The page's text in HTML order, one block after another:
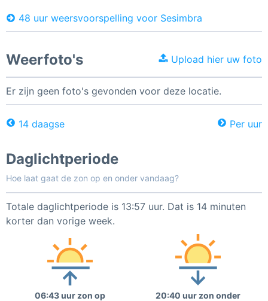
48 uur weersvoorspelling voor Sesimbra
Weerfoto's Upload hier uw foto
Er zijn geen foto's gevonden voor deze locatie.
14 daagse Per uur
Daglichtperiode
Hoe laat gaat de zon op en onder vandaag?
Totale daglichtperiode is 13:57 uur. Dat is 14 minuten
korter dan vorige week.
06:43 uur zon op 20:40 uur zon onder